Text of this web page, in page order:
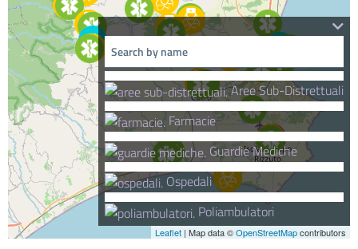
Leaflet | Map data ©OpenStreetMapcontributors
Aree Sub-Distrettuali
Farmacie
Guardie Mediche
Ospedali
Poliambulatori